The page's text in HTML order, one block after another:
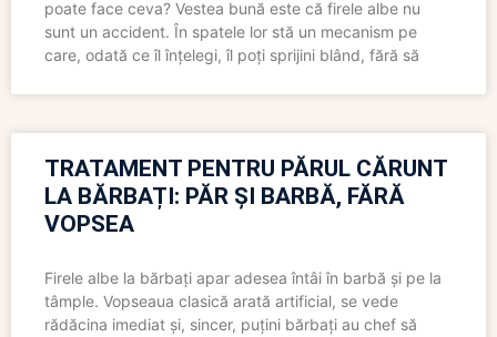
poate face ceva? Vestea bună este că firele albe nu
sunt un accident. În spatele lor stă un mecanism pe
care, odată ce îl înțelegi, îl poți sprijini blând, fără să
TRATAMENT PENTRU PĂRUL CĂRUNT
LA BĂRBAȚI: PĂR ȘI BARBĂ, FĂRĂ
VOPSEA
Firele albe la bărbați apar adesea întâi în barbă și pe la
tâmple. Vopseaua clasică arată artificial, se vede
rădăcina imediat și, sincer, puțini bărbați au chef să